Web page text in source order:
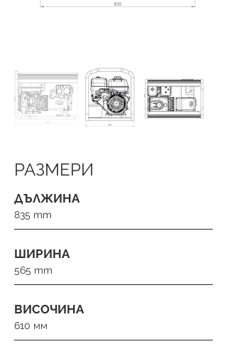
РАЗМЕРИ
ДЪЛЖИНА
835 mm
ШИРИНА
565 mm
ВИСОЧИНА
610 мм